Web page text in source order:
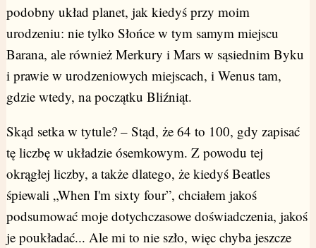
podobny układ planet, jak kiedyś przy moim
urodzeniu: nie tylko Słońce w tym samym miejscu
Barana, ale również Merkury i Mars w sąsiednim Byku
i prawie w urodzeniowych miejscach, i Wenus tam,
gdzie wtedy, na początku Bliźniąt.
Skąd setka w tytule? – Stąd, że 64 to 100, gdy zapisać
tę liczbę w układzie ósemkowym. Z powodu tej
okrągłej liczby, a także dlatego, że kiedyś Beatles
śpiewali „When I'm sixty four”, chciałem jakoś
podsumować moje dotychczasowe doświadczenia, jakoś
je poukładać... Ale mi to nie szło, więc chyba jeszcze